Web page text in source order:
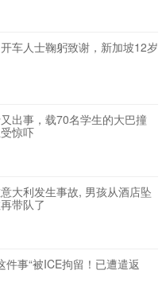
车人士鞠躬致谢，新加坡12岁
出事，载70名学生的大巴撞
惊吓
大利发生事故, 男孩从酒店坠
带队了
件事“被ICE拘留！已遭遣返